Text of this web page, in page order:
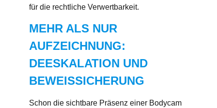
für die rechtliche Verwertbarkeit.
MEHR ALS NUR
AUFZEICHNUNG:
DEESKALATION UND
BEWEISSICHERUNG
Schon die sichtbare Präsenz einer Bodycam